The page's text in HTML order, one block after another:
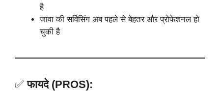
है
जावा की सर्विसिंग अब पहले से बेहतर और प्रोफेशनल हो
चुकी है
✅फायदे (PROS):